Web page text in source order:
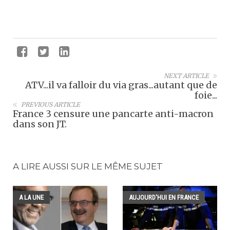
NEXT ARTICLE
ATV...il va falloir du via gras...autant que de
foie...
PREVIOUS ARTICLE
France 3 censure une pancarte anti-macron
dans son JT.
A LIRE AUSSI SUR LE MÊME SUJET
A LA UNE AUJOURD'HUI EN FRANCE